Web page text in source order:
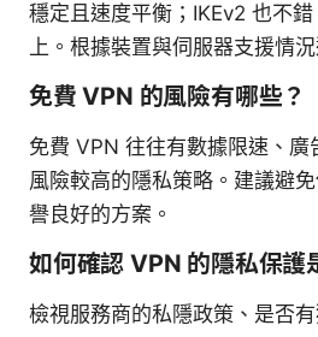
穩定且速度平衡；IKEv2 也不
上。根據裝置與伺服器支援情況
免費 VPN 的風險有哪些？
免費 VPN 往往有數據限速、廣
風險較高的隱私策略。建議避
譽良好的方案。
如何確認 VPN 的隱私保護
檢視服務商的私隱政策、是否